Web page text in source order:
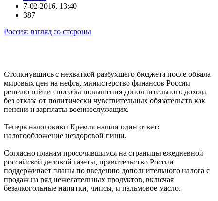
7-02-2016, 13:40
387
Россия: взгляд со стороны
Столкнувшись с нехваткой разбухшего бюджета после обвала
мировых цен на нефть, министерство финансов России
решило найти способы повышения дополнительного дохода
без отказа от политически чувствительных обязательств как
пенсии и зарплаты военнослужащих.
Теперь налоговики Кремля нашли один ответ:
налогообложение нездоровой пищи.
Согласно планам просочившимся на страницы ежедневной
российской деловой газеты, правительство России
поддерживает планы по введению дополнительного налога с
продаж на ряд нежелательных продуктов, включая
безалкогольные напитки, чипсы, и пальмовое масло.